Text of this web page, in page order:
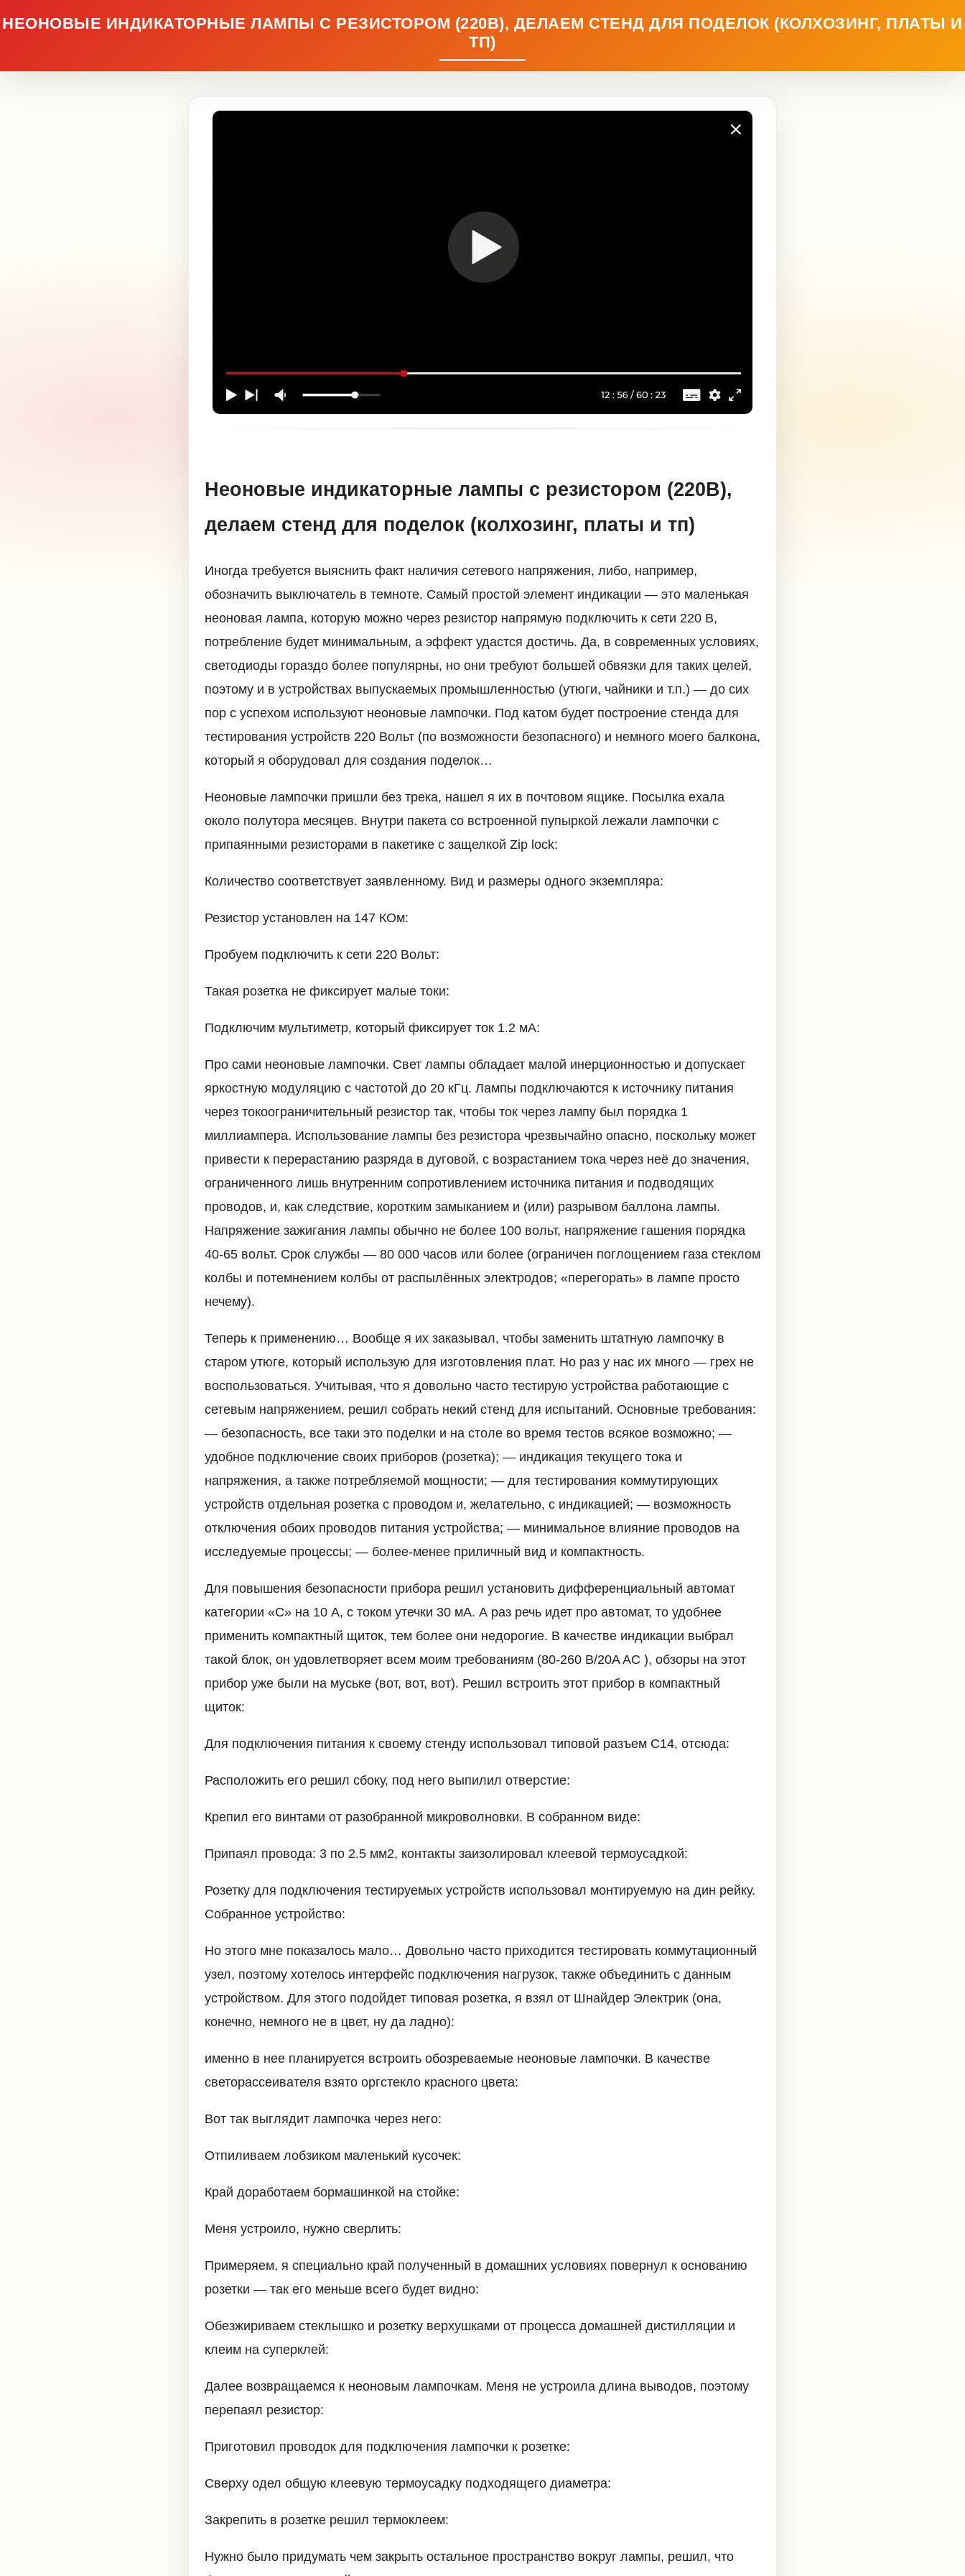
НЕОНОВЫЕ ИНДИКАТОРНЫЕ ЛАМПЫ С РЕЗИСТОРОМ (220В), ДЕЛАЕМ СТЕНД ДЛЯ ПОДЕЛОК (КОЛХОЗИНГ, ПЛАТЫ И
ТП)
Неоновые индикаторные лампы с резистором (220В),
делаем стенд для поделок (колхозинг, платы и тп)
Иногда требуется выяснить факт наличия сетевого напряжения, либо, например,
обозначить выключатель в темноте. Самый простой элемент индикации — это маленькая
неоновая лампа, которую можно через резистор напрямую подключить к сети 220 В,
потребление будет минимальным, а эффект удастся достичь. Да, в современных условиях,
светодиоды гораздо более популярны, но они требуют большей обвязки для таких целей,
поэтому и в устройствах выпускаемых промышленностью (утюги, чайники и т.п.) — до сих
пор с успехом используют неоновые лампочки. Под катом будет построение стенда для
тестирования устройств 220 Вольт (по возможности безопасного) и немного моего балкона,
который я оборудовал для создания поделок…
Неоновые лампочки пришли без трека, нашел я их в почтовом ящике. Посылка ехала
около полутора месяцев. Внутри пакета со встроенной пупыркой лежали лампочки с
припаянными резисторами в пакетике с защелкой Zip lock:
Количество соответствует заявленному. Вид и размеры одного экземпляра:
Резистор установлен на 147 КОм:
Пробуем подключить к сети 220 Вольт:
Такая розетка не фиксирует малые токи:
Подключим мультиметр, который фиксирует ток 1.2 мА:
Про сами неоновые лампочки. Свет лампы обладает малой инерционностью и допускает
яркостную модуляцию с частотой до 20 кГц. Лампы подключаются к источнику питания
через токоограничительный резистор так, чтобы ток через лампу был порядка 1
миллиампера. Использование лампы без резистора чрезвычайно опасно, поскольку может
привести к перерастанию разряда в дуговой, с возрастанием тока через неё до значения,
ограниченного лишь внутренним сопротивлением источника питания и подводящих
проводов, и, как следствие, коротким замыканием и (или) разрывом баллона лампы.
Напряжение зажигания лампы обычно не более 100 вольт, напряжение гашения порядка
40-65 вольт. Срок службы — 80 000 часов или более (ограничен поглощением газа стеклом
колбы и потемнением колбы от распылённых электродов; «перегорать» в лампе просто
нечему).
Теперь к применению… Вообще я их заказывал, чтобы заменить штатную лампочку в
старом утюге, который использую для изготовления плат. Но раз у нас их много — грех не
воспользоваться. Учитывая, что я довольно часто тестирую устройства работающие с
сетевым напряжением, решил собрать некий стенд для испытаний. Основные требования:
— безопасность, все таки это поделки и на столе во время тестов всякое возможно; —
удобное подключение своих приборов (розетка); — индикация текущего тока и
напряжения, а также потребляемой мощности; — для тестирования коммутирующих
устройств отдельная розетка с проводом и, желательно, с индикацией; — возможность
отключения обоих проводов питания устройства; — минимальное влияние проводов на
исследуемые процессы; — более-менее приличный вид и компактность.
Для повышения безопасности прибора решил установить дифференциальный автомат
категории «С» на 10 А, с током утечки 30 мА. А раз речь идет про автомат, то удобнее
применить компактный щиток, тем более они недорогие. В качестве индикации выбрал
такой блок, он удовлетворяет всем моим требованиям (80-260 В/20A AC ), обзоры на этот
прибор уже были на муське (вот, вот, вот). Решил встроить этот прибор в компактный
щиток:
Для подключения питания к своему стенду использовал типовой разъем C14, отсюда:
Расположить его решил сбоку, под него выпилил отверстие:
Крепил его винтами от разобранной микроволновки. В собранном виде:
Припаял провода: 3 по 2.5 мм2, контакты заизолировал клеевой термоусадкой:
Розетку для подключения тестируемых устройств использовал монтируемую на дин рейку.
Собранное устройство:
Но этого мне показалось мало… Довольно часто приходится тестировать коммутационный
узел, поэтому хотелось интерфейс подключения нагрузок, также объединить с данным
устройством. Для этого подойдет типовая розетка, я взял от Шнайдер Электрик (она,
конечно, немного не в цвет, ну да ладно):
именно в нее планируется встроить обозреваемые неоновые лампочки. В качестве
светорассеивателя взято оргстекло красного цвета:
Вот так выглядит лампочка через него:
Отпиливаем лобзиком маленький кусочек:
Край доработаем бормашинкой на стойке:
Меня устроило, нужно сверлить:
Примеряем, я специально край полученный в домашних условиях повернул к основанию
розетки — так его меньше всего будет видно:
Обезжириваем стеклышко и розетку верхушками от процесса домашней дистилляции и
клеим на суперклей:
Далее возвращаемся к неоновым лампочкам. Меня не устроила длина выводов, поэтому
перепаял резистор:
Приготовил проводок для подключения лампочки к розетке:
Сверху одел общую клеевую термоусадку подходящего диаметра:
Закрепить в розетке решил термоклеем:
Нужно было придумать чем закрыть остальное пространство вокруг лампы, решил, что